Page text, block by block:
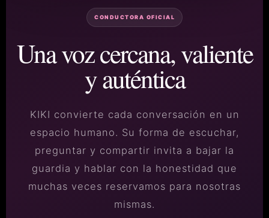
CONDUCTORA OFICIAL
Una voz cercana, valiente
y auténtica
KIKI convierte cada conversación en un
espacio humano. Su forma de escuchar,
preguntar y compartir invita a bajar la
guardia y hablar con la honestidad que
muchas veces reservamos para nosotras
mismas.